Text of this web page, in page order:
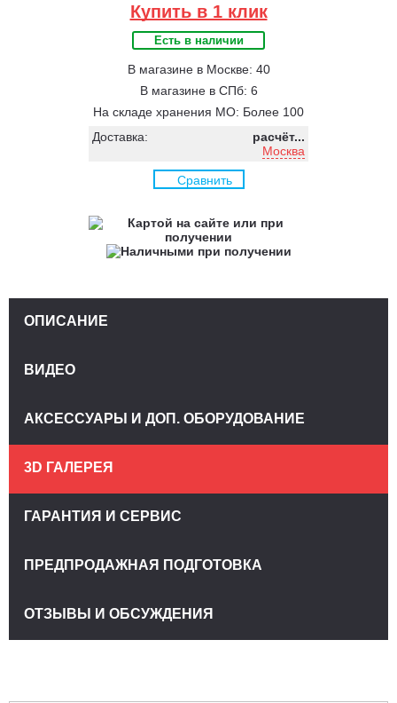
Купить в 1 клик
Есть в наличии
В магазине в Москве: 40
В магазине в СПб: 6
На складе хранения МО: Более 100
Доставка:
расчёт...
Москва
Сравнить
ОПИСАНИЕ
ВИДЕО
АКСЕССУАРЫ И ДОП. ОБОРУДОВАНИЕ
3D ГАЛЕРЕЯ
ГАРАНТИЯ И СЕРВИС
ПРЕДПРОДАЖНАЯ ПОДГОТОВКА
ОТЗЫВЫ И ОБСУЖДЕНИЯ